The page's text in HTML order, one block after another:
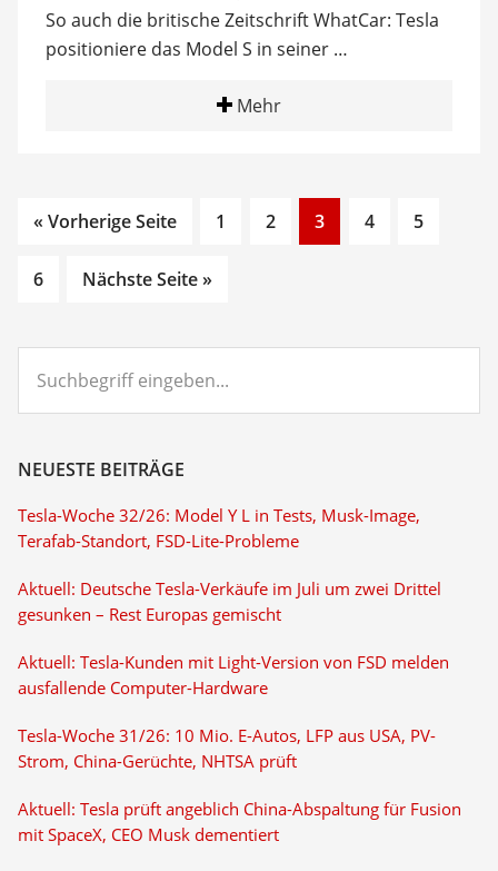
So auch die britische Zeitschrift WhatCar: Tesla
positioniere das Model S in seiner …
Mehr
« Vorherige Seite
Go
1
Go
2
Go
to
3
Go
4
Go
5
Go
6 Nächste Seite »
eingeben...
NEUESTE BEITRÄGE
Tesla-Woche 32/26: Model Y L in Tests, Musk-Image,
Terafab-Standort, FSD-Lite-Probleme
Aktuell: Deutsche Tesla-Verkäufe im Juli um zwei Drittel
gesunken – Rest Europas gemischt
Aktuell: Tesla-Kunden mit Light-Version von FSD melden
ausfallende Computer-Hardware
Tesla-Woche 31/26: 10 Mio. E-Autos, LFP aus USA, PV-
Strom, China-Gerüchte, NHTSA prüft
Aktuell: Tesla prüft angeblich China-Abspaltung für Fusion
mit SpaceX, CEO Musk dementiert